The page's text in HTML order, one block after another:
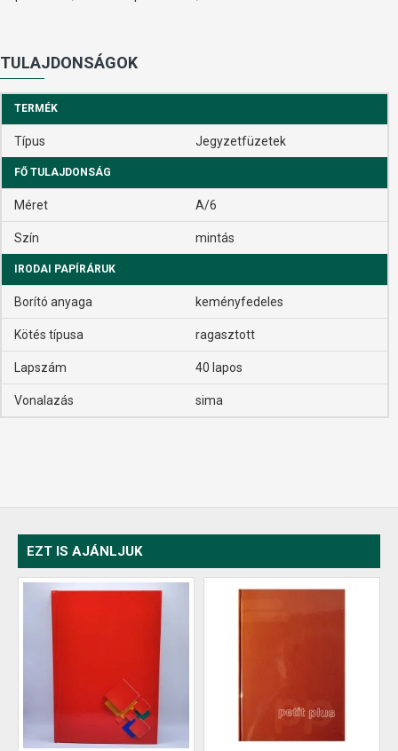
TULAJDONSÁGOK
TERMÉK
Típus Jegyzetfüzetek
FŐ TULAJDONSÁG
Méret A/6
Szín mintás
IRODAI PAPÍRÁRUK
Borító anyaga keményfedeles
Kötés típusa ragasztott
Lapszám 40 lapos
Vonalazás sima
EZT IS AJÁNLJUK